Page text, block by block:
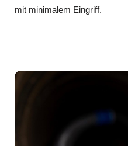
mit minimalem Eingriff.